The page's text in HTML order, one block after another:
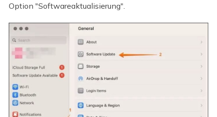
Option "Softwareaktualisierung".